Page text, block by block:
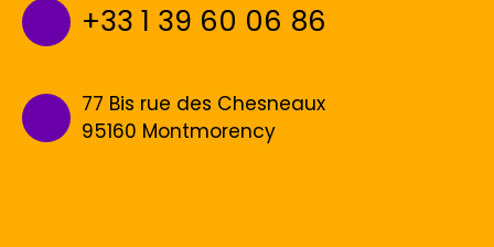
+33 1 39 60 06 86
77 Bis rue des Chesneaux
95160 Montmorency